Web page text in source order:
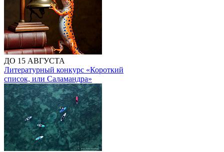
ДО 15 АВГУСТА
Литературный конкурс «Короткий
список, или Саламандра»